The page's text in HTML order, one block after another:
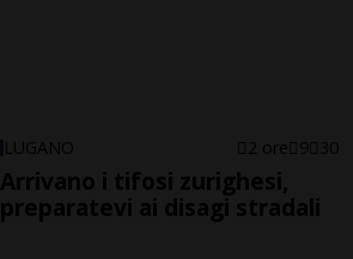
LUGANO 2 ore 9 30
Arrivano i tifosi zurighesi,
preparatevi ai disagi stradali